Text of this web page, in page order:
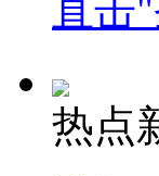
直击
热点